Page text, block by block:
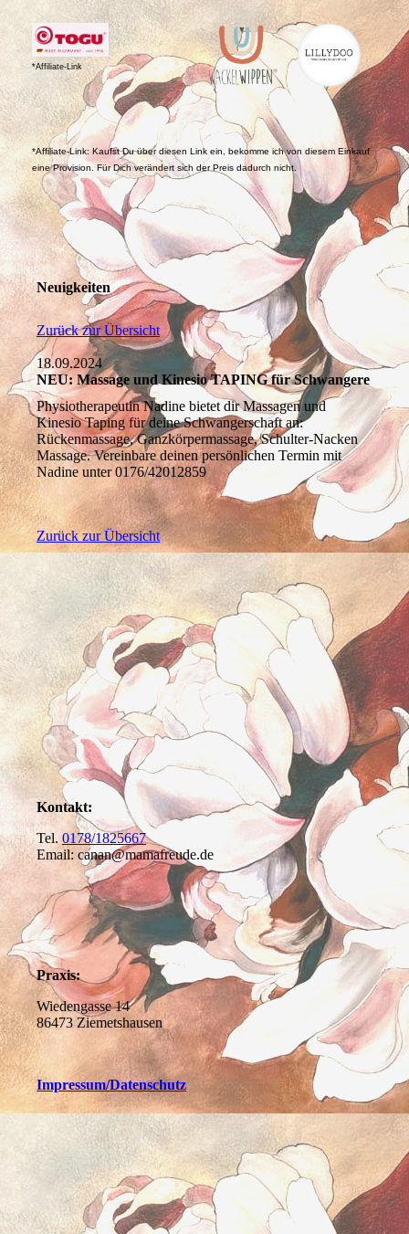
*Affiliate-Link
*Affiliate-Link: Kaufst Du über diesen Link ein, bekomme ich von diesem Einkauf
eine Provision. Für Dich verändert sich der Preis dadurch nicht.
Neuigkeiten
Zurück zur Übersicht
18.09.2024
NEU: Massage und Kinesio TAPING für Schwangere
Physiotherapeutin Nadine bietet dir Massagen und
Kinesio Taping für deine Schwangerschaft an:
Rückenmassage, Ganzkörpermassage, Schulter-Nacken
Massage. Vereinbare deinen persönlichen Termin mit
Nadine unter 0176/42012859
Zurück zur Übersicht
Kontakt:
Tel. 0178/1825667
Email: canan@mamafreude.de
Praxis:
Wiedengasse 14
86473 Ziemetshausen
Impressum/Datenschutz